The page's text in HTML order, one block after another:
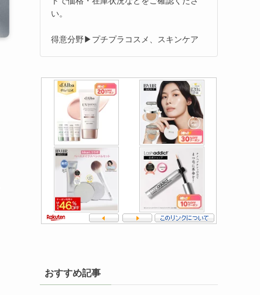
い。
得意分野▶プチプラコスメ、スキンケア
おすすめ記事